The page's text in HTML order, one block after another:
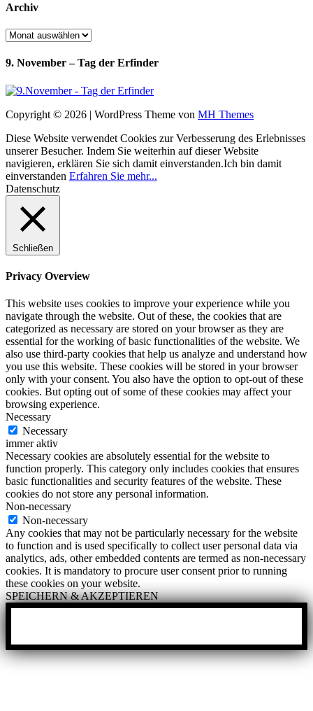
Archiv
Archiv
9. November – Tag der Erfinder
Copyright © 2026 | WordPress Theme von MH Themes
Diese Website verwendet Cookies zur Verbesserung des Erlebnisses
unserer Besucher. Indem Sie weiterhin auf dieser Website
navigieren, erklären Sie sich damit einverstanden.Ich bin damit
einverstanden Erfahren Sie mehr...
Datenschutz
Schließen
Privacy Overview
This website uses cookies to improve your experience while you
navigate through the website. Out of these, the cookies that are
categorized as necessary are stored on your browser as they are
essential for the working of basic functionalities of the website. We
also use third-party cookies that help us analyze and understand how
you use this website. These cookies will be stored in your browser
only with your consent. You also have the option to opt-out of these
cookies. But opting out of some of these cookies may affect your
browsing experience.
Necessary
Necessary
immer aktiv
Necessary cookies are absolutely essential for the website to
function properly. This category only includes cookies that ensures
basic functionalities and security features of the website. These
cookies do not store any personal information.
Non-necessary
Non-necessary
Any cookies that may not be particularly necessary for the website
to function and is used specifically to collect user personal data via
analytics, ads, other embedded contents are termed as non-necessary
cookies. It is mandatory to procure user consent prior to running
these cookies on your website.
SPEICHERN & AKZEPTIEREN